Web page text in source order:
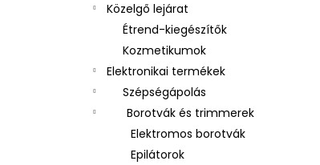
Közelgő lejárat
Étrend-kiegészítők
Kozmetikumok
Elektronikai termékek
Szépségápolás
Borotvák és trimmerek
Elektromos borotvák
Epilátorok